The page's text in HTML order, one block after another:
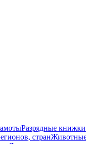
Разрядные книжки
стран